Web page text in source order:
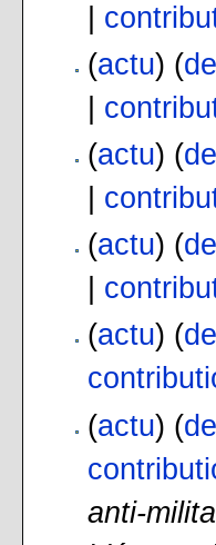
(actu) (
(actu) (
(actu) (
(actu) (
(actu) (
anti-